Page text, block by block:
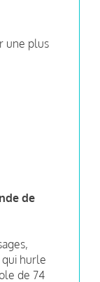
une plus
de
hurle
de 74